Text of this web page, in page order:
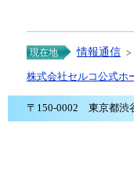
現在地 情報通信
株式会社セルコ公式ホ
〒150-0002 東京都渋